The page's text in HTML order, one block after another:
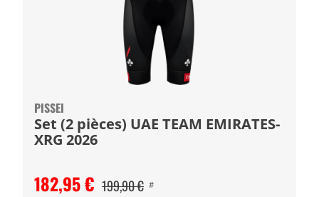
PISSEI
Set (2 pièces) UAE TEAM EMIRATES-
XRG 2026
182,95 € 199,90 € #